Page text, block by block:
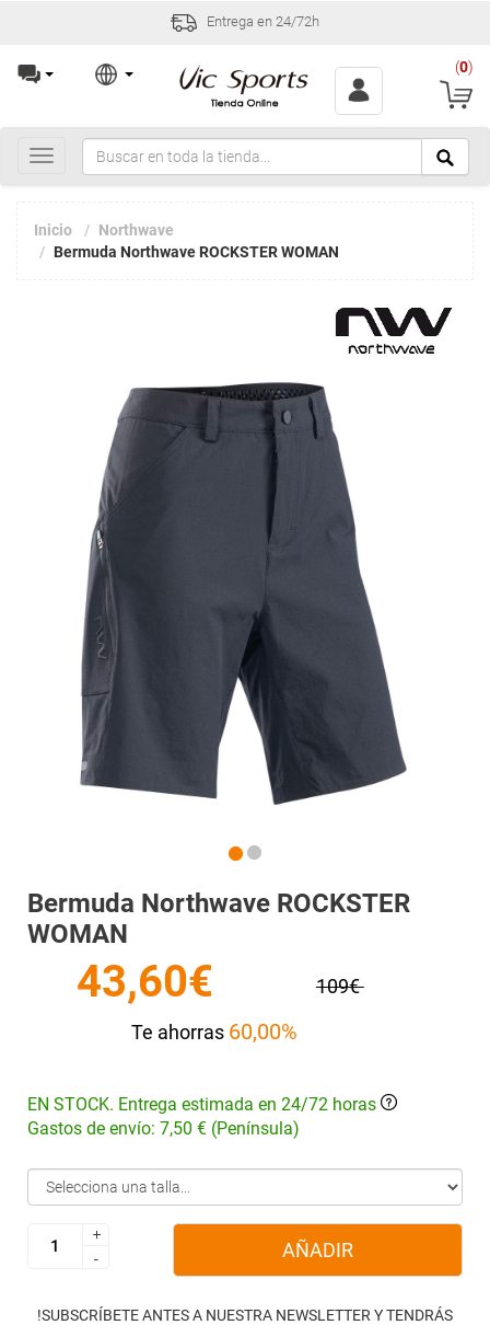
Entrega en 24/72h
(0)
Toggle
navigation
Inicio
Northwave
Bermuda Northwave ROCKSTER WOMAN
Bermuda Northwave ROCKSTER
WOMAN
43,60€
109€
Te ahorras 60,00%
EN STOCK. Entrega estimada en 24/72 horas
Gastos de envío: 7,50 € (Península)
+
-
+
-
AÑADIR
!SUBSCRÍBETE ANTES A NUESTRA NEWSLETTER Y TENDRÁS